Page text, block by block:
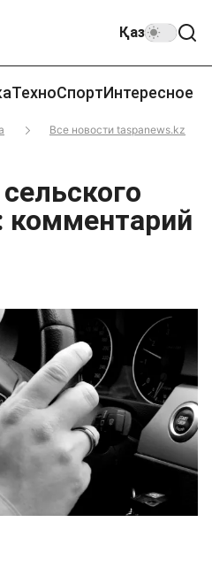
Қаз
ТехноСпортИнтересное
Все новости taspanews.kz
комментарий